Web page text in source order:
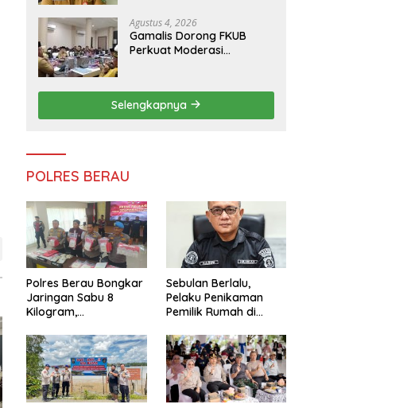
Agustus 4, 2026
Gamalis Dorong FKUB
Perkuat Moderasi
Persatuan
Selengkapnya
POLRES BERAU
Polres Berau Bongkar
Jaringan Sabu 8
Kilogram,
dari Dalam Lapas
Tarakan
Sebulan Berlalu,
Pelaku Penikaman
Pemilik Rumah di
Diburu Polisi